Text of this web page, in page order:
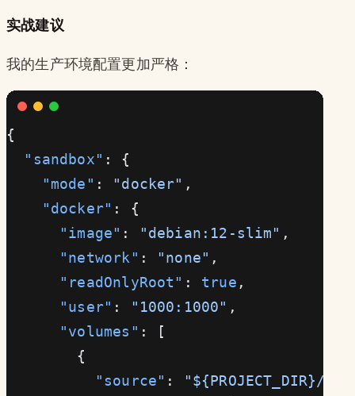
实战建议
我的生产环境配置更加严格：
{
  "sandbox"
: {
    "mode"
: "docker" ,
    "docker"
: {
      "image"
: "debian:12-slim" ,
      "network"
: "none" ,
      "readOnlyRoot"
: true ,
      "user"
: "1000:1000" ,
      "volumes"
: [
        {
          "source"
:
"${PROJECT_DIR}/